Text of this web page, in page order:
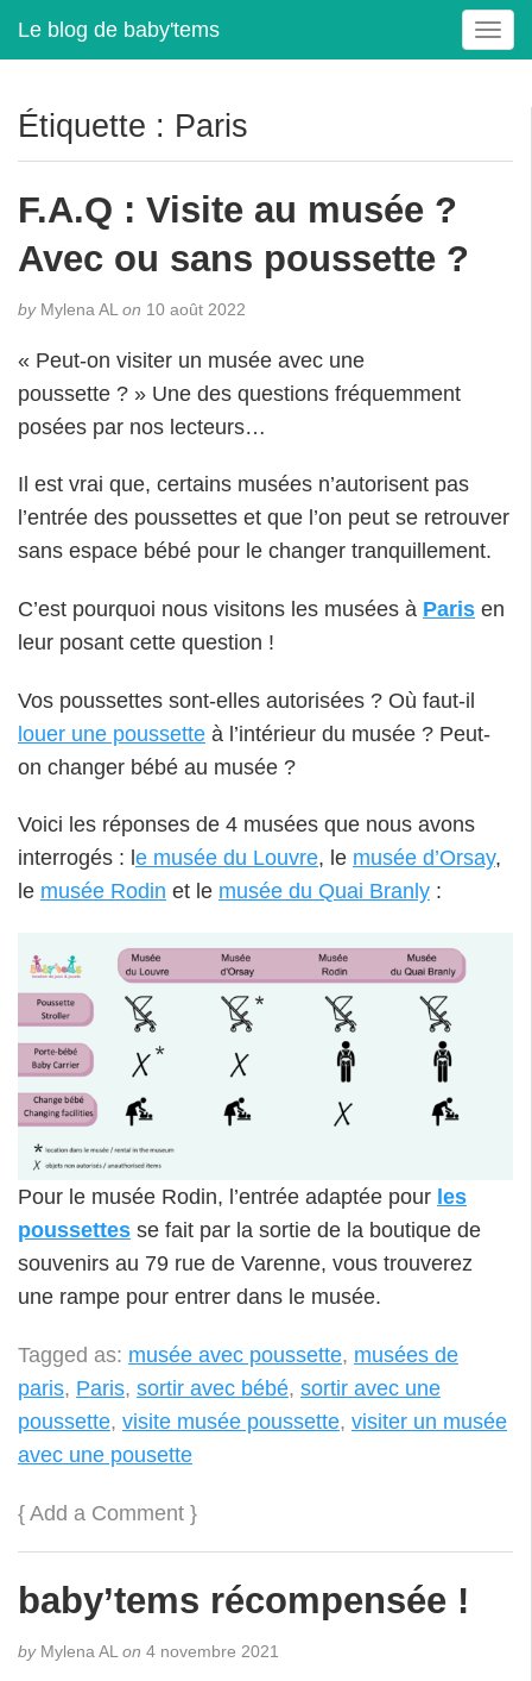
Le blog de baby'tems
T
o
e
Étiquette : Paris
F.A.Q : Visite au musée ?
Avec ou sans poussette ?
byMylena AL on 10 août 2022
« Peut-on visiter un musée avec une
poussette ? » Une des questions fréquemment
posées par nos lecteurs…
Il est vrai que, certains musées n’autorisent pas
l’entrée des poussettes et que l’on peut se retrouver
sans espace bébé pour le changer tranquillement.
C’est pourquoi nous visitons les musées à Paris en
leur posant cette question !
Vos poussettes sont-elles autorisées ? Où faut-il
louer une poussette à l’intérieur du musée ? Peut-
on changer bébé au musée ?
Voici les réponses de 4 musées que nous avons
interrogés : l e musée du Louvre, le musée d’Orsay,
le musée Rodin et le musée du Quai Branly :
Pour le musée Rodin, l’entrée adaptée pour les
poussettes se fait par la sortie de la boutique de
souvenirs au 79 rue de Varenne, vous trouverez
une rampe pour entrer dans le musée.
Tagged as: musée avec poussette, musées de
paris, Paris, sortir avec bébé, sortir avec une
poussette, visite musée poussette, visiter un musée
avec une pousette
{ Add a Comment }
baby’tems récompensée !
byMylena ALon 4 novembre 2021